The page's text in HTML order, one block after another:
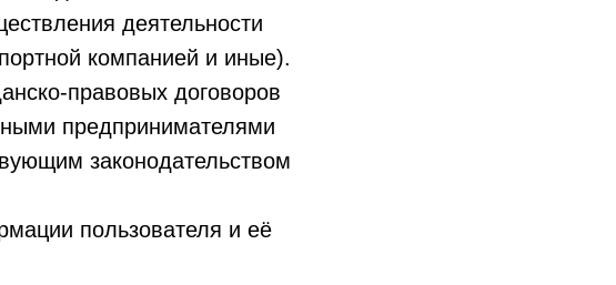
деятельности
компанией и иные).
правовых договоров
предпринимателями
законодательством
пользователя и её